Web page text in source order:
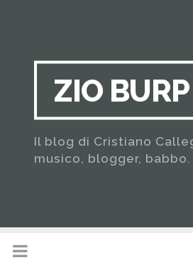
ZIO BURP
Il blog di Cristiano
musico, blogger, babbo.